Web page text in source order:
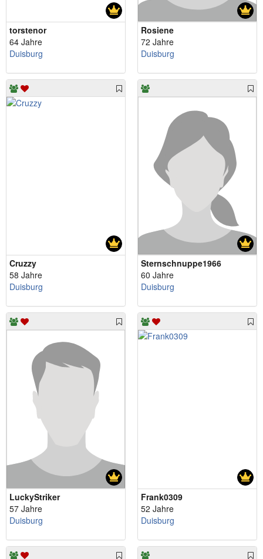
torstenor
64 Jahre
Duisburg
Rosiene
72 Jahre
Duisburg
Cruzzy
58 Jahre
Duisburg
Sternschnuppe1966
60 Jahre
Duisburg
LuckyStriker
57 Jahre
Duisburg
Frank0309
52 Jahre
Duisburg